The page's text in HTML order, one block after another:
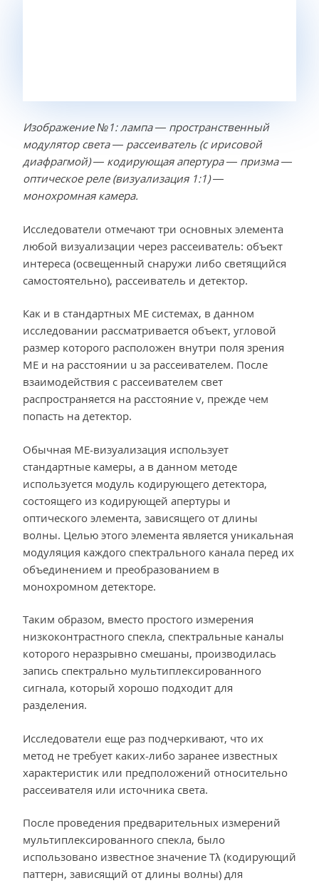
Изображение №1: лампа — пространственный
модулятор света — рассеиватель (с ирисовой
диафрагмой) — кодирующая апертура — призма —
оптическое реле (визуализация 1:1) —
монохромная камера.
Исследователи отмечают три основных элемента
любой визуализации через рассеиватель: объект
интереса (освещенный снаружи либо светящийся
самостоятельно), рассеиватель и детектор.
Как и в стандартных ME системах, в данном
исследовании рассматривается объект, угловой
размер которого расположен внутри поля зрения
МЕ и на расстоянии u за рассеивателем. После
взаимодействия с рассеивателем свет
распространяется на расстояние v, прежде чем
попасть на детектор.
Обычная ME-визуализация использует
стандартные камеры, а в данном методе
используется модуль кодирующего детектора,
состоящего из кодирующей апертуры и
оптического элемента, зависящего от длины
волны. Целью этого элемента является уникальная
модуляция каждого спектрального канала перед их
объединением и преобразованием в
монохромном детекторе.
Таким образом, вместо простого измерения
низкоконтрастного спекла, спектральные каналы
которого неразрывно смешаны, производилась
запись спектрально мультиплексированного
сигнала, который хорошо подходит для
разделения.
Исследователи еще раз подчеркивают, что их
метод не требует каких-либо заранее известных
характеристик или предположений относительно
рассеивателя или источника света.
После проведения предварительных измерений
мультиплексированного спекла, было
использовано известное значение Tλ (кодирующий
паттерн, зависящий от длины волны) для